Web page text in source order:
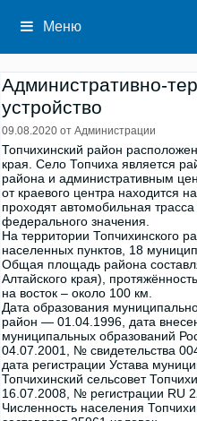
содержимому
Меню
Административно-
устройство
09.08.2020 от Администрации
Топчихинский район
края. Село Топчиха является
района и административным
от краевого центра находится
проходят автомобильная
федерального значения.
На территории Топчихинского
населенных пунктов, 18
Общая площадь района
Алтайского края),
на восток – около 100 км.
Дата образования
район — 01.04.1996, дата
муниципальных образований
04.07.2001, № свидетельства
дата регистрации Устава
Топчихинский сельсовет
16.07.2008, № регистрации RU
Численность населения